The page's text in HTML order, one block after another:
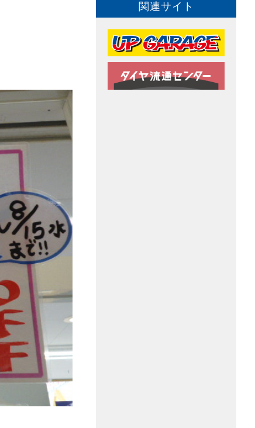
関連サイト